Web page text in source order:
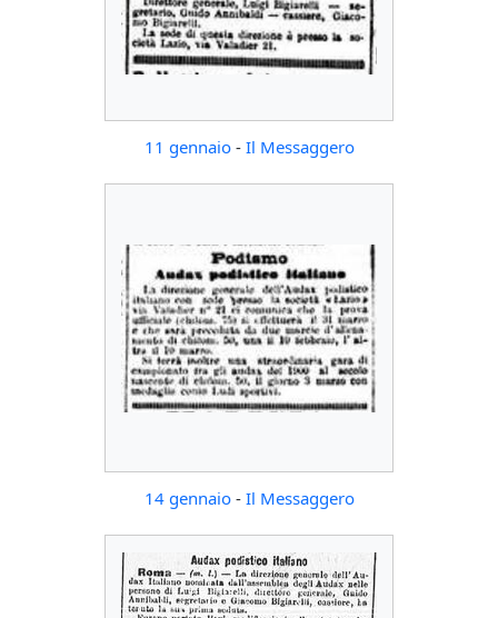
11 gennaio- Il Messaggero
14 gennaio- Il Messaggero